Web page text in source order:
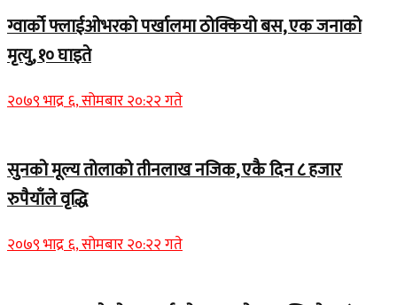
ग्वार्को फ्लाईओभरको पर्खालमा ठोक्कियो बस, एक जनाको
मृत्यु, १० घाइते
२०७९ भाद्र ६, सोमबार २०:२२ गते
सुनको मूल्य तोलाको तीनलाख नजिक, एकै दिन ८ हजार
रुपैयाँले वृद्धि
२०७९ भाद्र ६, सोमबार २०:२२ गते